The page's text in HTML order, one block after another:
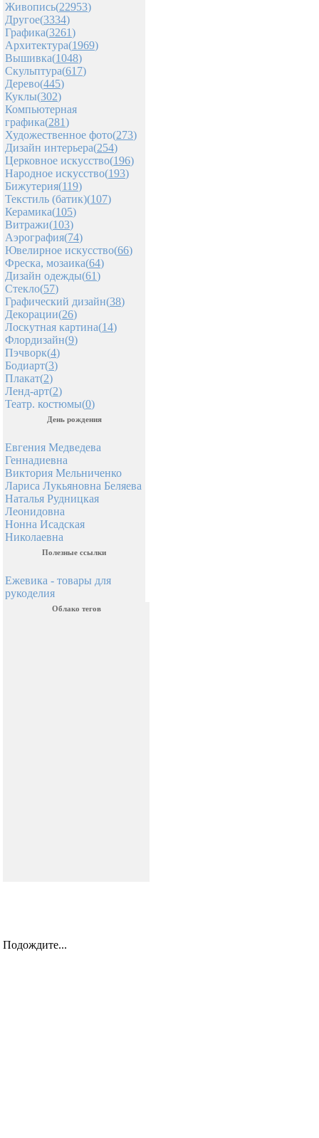
Живопись(22953)
Другое(3334)
Графика(3261)
Архитектура(1969)
Вышивка(1048)
Скульптура(617)
Дерево(445)
Куклы(302)
Компьютерная
графика(281)
Художественное фото(273)
Дизайн интерьера(254)
Церковное искусство(196)
Народное искусство(193)
Бижутерия(119)
Текстиль (батик)(107)
Керамика(105)
Витражи(103)
Аэрография(74)
Ювелирное искусство(66)
Фреска, мозаика(64)
Дизайн одежды(61)
Стекло(57)
Графический дизайн(38)
Декорации(26)
Лоскутная картина(14)
Флордизайн(9)
Пэчворк(4)
Бодиарт(3)
Плакат(2)
Ленд-арт(2)
Театр. костюмы(0)
День рождения
Евгения Медведева
Геннадиевна
Виктория Мельниченко
Лариса Лукьяновна Беляева
Наталья Рудницкая
Леонидовна
Нонна Исадская
Николаевна
Полезные ссылки
Ежевика - товары для
рукоделия
Облако тегов
Подождите...